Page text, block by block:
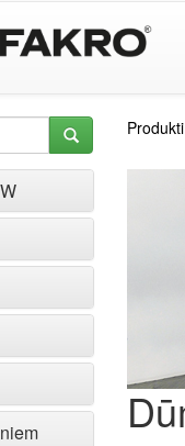
Produkti